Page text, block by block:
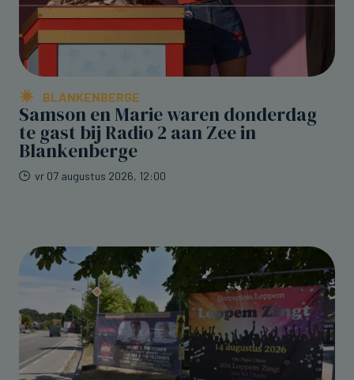
BLANKENBERGE
Samson en Marie waren donderdag
te gast bij Radio 2 aan Zee in
Blankenberge
vr 07 augustus 2026, 12:00